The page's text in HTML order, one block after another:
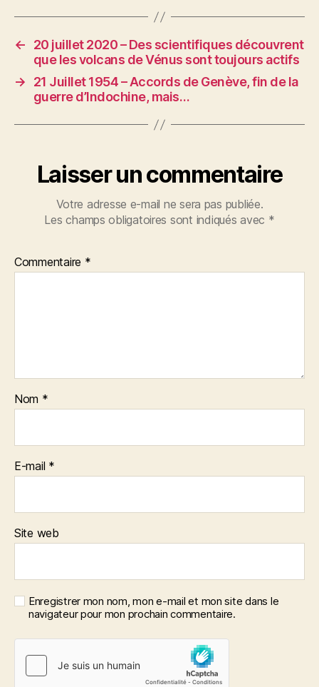
←
20 juillet 2020 – Des scientifiques découvrent
que les volcans de Vénus sont toujours actifs
→
21 Juillet 1954 – Accords de Genève, fin de la
guerre d’Indochine, mais…
Laisser un commentaire
Votre adresse e-mail ne sera pas publiée.
Les champs obligatoires sont indiqués avec *
Commentaire *
Nom *
E-mail *
Site web
Enregistrer mon nom, mon e-mail et mon site dans le
navigateur pour mon prochain commentaire.